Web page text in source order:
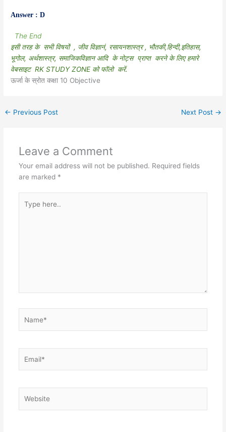
Answer : D
The End
इसी तरह के सभी विषयों , जीव विज्ञानं, रसायनशास्त्र , भौतकी,हिन्दी,इतिहास,
भूगोल, अर्थशास्त्र, समाजिकविज्ञान आदि के नोट्स प्राप्त करने के लिए हमारे
वेबसाइट RK STUDY ZONE को फॉलो करें.
ऊर्जा के स्रोत कक्षा 10 Objective
← Previous Post Next Post →
Leave a Comment
Your email address will not be published. Required fields
are marked *
here..